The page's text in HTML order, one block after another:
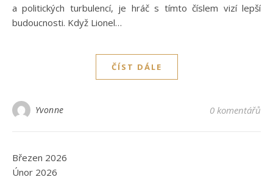
a politických turbulencí, je hráč s tímto číslem vizí lepší
budoucnosti. Když Lionel…
ČÍST DÁLE
Yvonne 0 komentářů
Březen 2026
Únor 2026